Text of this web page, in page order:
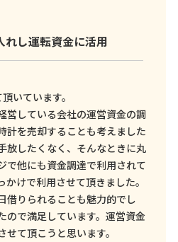
れし運転資金に活用
いています。
営している会社の運営資金の調
計を売却することも考えました
放したくなく、そんなときに丸
で他にも資金調達で利用されて
けで利用させて頂きました。
借りられることも魅力的でし
ので満足しています。運営資金
て頂こうと思います。